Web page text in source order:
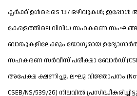
ക്ലർക്ക് ഉൾപ്പെടെ 137 ഒഴിവുകൾ; ഇപ്പോൾ
കേരളത്തിലെ വിവിധ സഹകരണ
ബാങ്കുകളിലേക്കും യോഗ്യരായ
സഹകരണ സർവീസ് പരീക്ഷാ ബോർഡ്
അപേക്ഷ ക്ഷണിച്ചു. ലഘു വിജ്ഞാപനം
CSEB/NS/539/26) നിലവിൽ